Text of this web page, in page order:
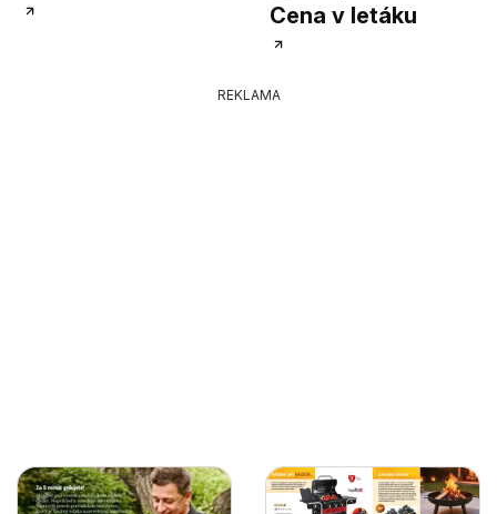
Cena v letáku
REKLAMA